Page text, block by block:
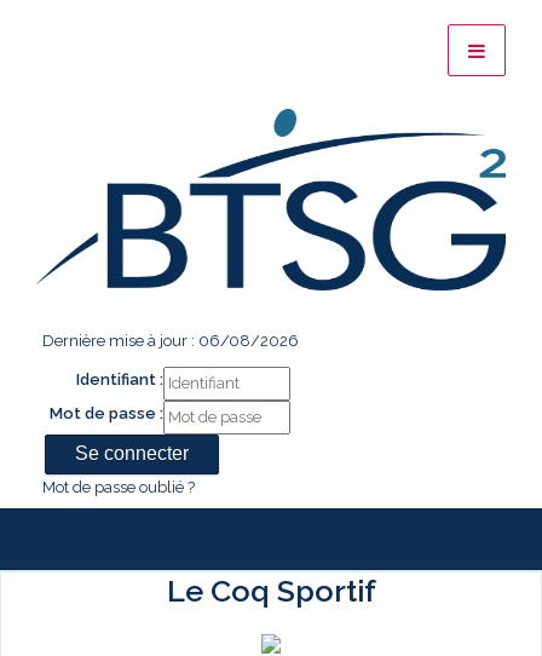
Dernière mise à jour : 06/08/2026
Identifiant :
Mot de passe :
Mot de passe oublié ?
Le Coq Sportif